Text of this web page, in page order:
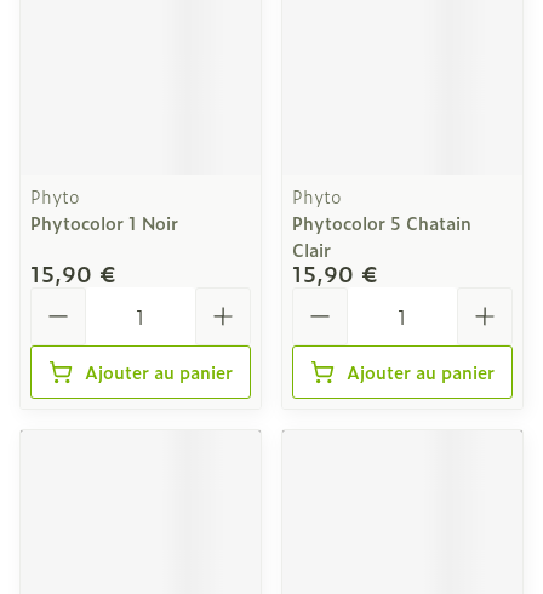
Phyto
Phytocolor 1 Noir
15,90 €
Ajouter au panier
Phyto
Phytocolor 5 Chatain
Clair
15,90 €
Ajouter au panier